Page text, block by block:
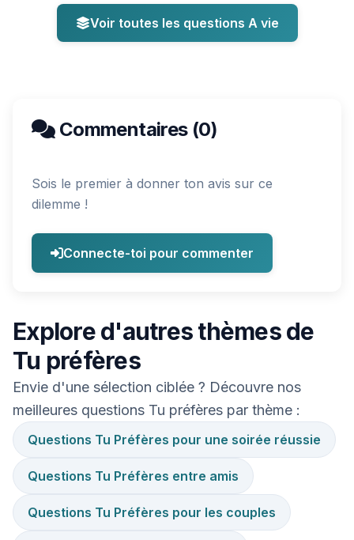
Voir toutes les questions A vie
Commentaires (0)
Sois le premier à donner ton avis sur ce
dilemme !
Connecte-toi pour commenter
Explore d'autres thèmes de
Tu préfères
Envie d'une sélection ciblée ? Découvre nos
meilleures questions Tu préfères par thème :
Questions Tu Préfères pour une soirée réussie
Questions Tu Préfères entre amis
Questions Tu Préfères pour les couples